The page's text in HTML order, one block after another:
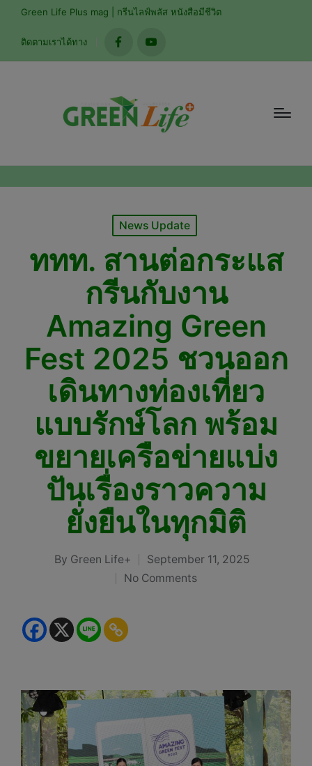
Green Life Plus mag | กรีนไลฟ์พลัส หนังสือมีชีวิต
ติดตามเราได้ทาง
facebookyoutube
Posted
News Update
ททท. สานต่อกระแส
กรีนกับงาน
Amazing Green
Fest 2025 ชวนออก
เดินทางท่องเที่ยว
แบบรักษ์โลก พร้อม
ขยายเครือข่ายแบ่ง
ปันเรื่องราวความ
ยั่งยืนในทุกมิติ
Posted
By Green Life+
September 11, 2025
No Comments
modal-check